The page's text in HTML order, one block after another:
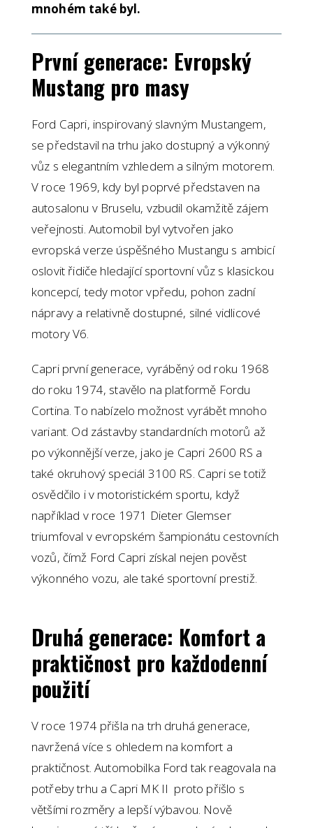
mnohém také byl.
První generace: Evropský
Mustang pro masy
Ford Capri, inspirovaný slavným Mustangem,
se představil na trhu jako dostupný a výkonný
vůz s elegantním vzhledem a silným motorem.
V roce 1969, kdy byl poprvé představen na
autosalonu v Bruselu, vzbudil okamžitě zájem
veřejnosti. Automobil byl vytvořen jako
evropská verze úspěšného Mustangu s ambicí
oslovit řidiče hledající sportovní vůz s klasickou
koncepcí, tedy motor vpředu, pohon zadní
nápravy a relativně dostupné, silné vidlicové
motory V6.
Capri první generace, vyráběný od roku 1968
do roku 1974, stavělo na platformě Fordu
Cortina. To nabízelo možnost vyrábět mnoho
variant. Od zástavby standardních motorů až
po výkonnější verze, jako je Capri 2600 RS a
také okruhový speciál 3100 RS. Capri se totiž
osvědčilo i v motoristickém sportu, když
například v roce 1971 Dieter Glemser
triumfoval v evropském šampionátu cestovních
vozů, čímž Ford Capri získal nejen pověst
výkonného vozu, ale také sportovní prestiž.
Druhá generace: Komfort a
praktičnost pro každodenní
použití
V roce 1974 přišla na trh druhá generace,
navržená více s ohledem na komfort a
praktičnost. Automobilka Ford tak reagovala na
potřeby trhu a Capri MK II proto přišlo s
většími rozměry a lepší výbavou. Nově